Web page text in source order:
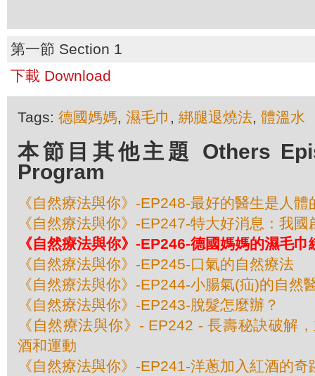
第一節 Section 1
下載 Download
Tags: 德國媽媽, 濕毛巾 , 綁腿退燒法, 體溫水
本節目其他主題 Others
Program
《自然療法與你》-EP248-最好的醫生是人體
《自然療法與你》-EP247-特大好消息：我
《自然療法與你》-EP246-德國媽媽的濕毛巾
《自然療法與你》-EP245-口氣的自然療法
《自然療法與你》-EP244-小腸氣(疝)的自然
《自然療法與你》-EP243-脫髮怎麼辦？
《自然療法與你》- EP242 - 長壽秘訣破解
酒和運動
《自然療法與你》-EP241-洋蔥加入紅酒的奇